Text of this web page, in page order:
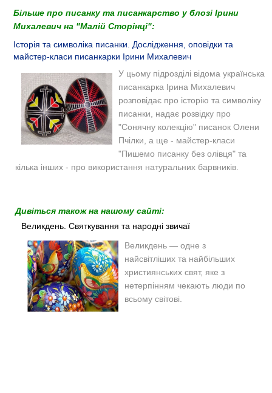
Більше про писанку та писанкарство у блозі Ірини
Михалевич на "Малій Сторінці":
Історія та символіка писанки. Дослідження, оповідки та
майстер-класи писанкарки Ірини Михалевич
У цьому підрозділі відома українська
писанкарка Ірина Михалевич
розповідає про історію та символіку
писанки, надає розвідку про
"Сонячну колекцію" писанок Олени
Пчілки, а ще - майстер-класи
"Пишемо писанку без олівця" та
кілька інших - про використання натуральних барвників.
Дивіться також на нашому сайті:
Великдень. Святкування та народні звичаї
Великдень — одне з
найсвітліших та найбільших
християнських свят, яке з
нетерпінням чекають люди по
всьому світові.